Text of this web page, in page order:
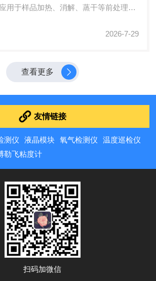
用于样品加热、消解、蒸干等前处理实
问题，规范的日常清洁与防氧化维护，
后）1.1降温预处理实验结束后，关闭设
板面至室温，禁止高温状态下直接擦拭
引发清洁用品灼...
2026-7-29
查看更多
友情链接
测仪 液晶模块 氧气检测仪
温度巡检仪
勒飞粘度计
扫码加微信